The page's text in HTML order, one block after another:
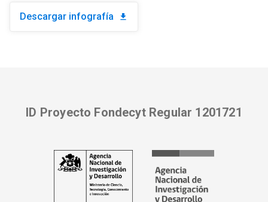
Descargar infografía download
ID Proyecto Fondecyt Regular 1201721